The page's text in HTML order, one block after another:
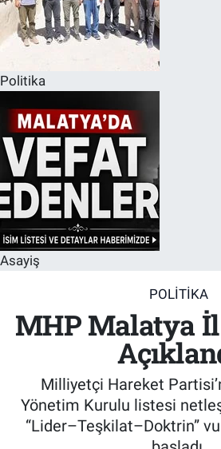
Politika
Asayiş
POLITIKA
MHP Malatya
Milliyetçi Hareket
Yönetim Kurulu listesi
“Lider–Teşkilat–Doktrin”